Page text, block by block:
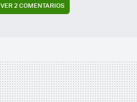
VER2 COMENTARIOS